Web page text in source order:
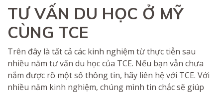
TƯ VẤN DU HỌC Ở MỸ
CÙNG TCE
Trên đây là tất cả các kinh nghiệm từ thực tiễn sau
nhiều năm tư vấn du học của TCE. Nếu bạn vẫn chưa
nắm được rõ một số thông tin, hãy liên hệ với TCE. Với
nhiều năm kinh nghiệm, chúng mình tin chắc sẽ giúp